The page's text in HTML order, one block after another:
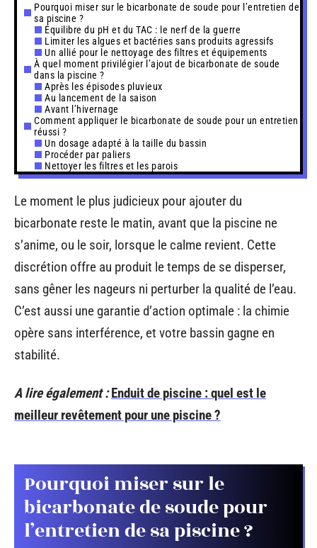
Pourquoi miser sur le bicarbonate de soude pour l’entretien de
sa piscine ?
Équilibre du pH et du TAC : le nerf de la guerre
Limiter les algues et bactéries sans produits agressifs
Un allié pour le nettoyage des filtres et équipements
À quel moment privilégier l’ajout de bicarbonate de soude
dans la piscine ?
Après les épisodes pluvieux
Au lancement de la saison
Avant l’hivernage
Comment appliquer le bicarbonate de soude pour un entretien
réussi ?
Un dosage adapté à la taille du bassin
Procéder par paliers
Nettoyer les filtres et les parois
Le moment le plus judicieux pour ajouter du
bicarbonate reste le matin, avant que la piscine ne
s’anime, ou le soir, lorsque le calme revient. Cette
discrétion offre au produit le temps de se disperser,
sans gêner les nageurs ni perturber la qualité de l’eau.
C’est aussi une garantie d’action optimale : la chimie
opère sans interférence, et votre bassin gagne en
stabilité.
A lire également : Enduit de piscine : quel est le
meilleur revêtement pour une piscine ?
Pourquoi miser sur le
bicarbonate de soude pour
l’entretien de sa piscine ?